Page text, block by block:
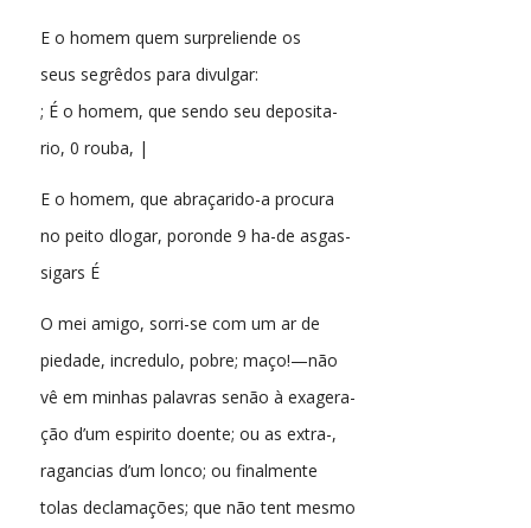
E o homem quem surpreliende os
seus segrêdos para divulgar:
; É o homem, que sendo seu deposita-
rio, 0 rouba, |
E o homem, que abraçarido-a procura
no peito dlogar, poronde 9 ha-de asgas-
sigars É
O mei amigo, sorri-se com um ar de
piedade, incredulo, pobre; maço!—não
vê em minhas palavras senão à exagera-
ção d’um espirito doente; ou as extra-,
ragancias d’um lonco; ou finalmente
tolas declamações; que não tent mesmo